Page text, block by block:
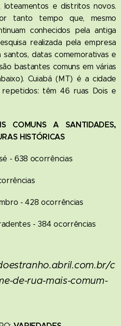
e distritos novos.
tanto tempo que, mesmo
conhecidos pela antiga
realizada pela empresa
datas comemorativas e
bastantes comuns em várias
Cuiabá (MT) é a cidade
têm 46 ruas Dois e
COMUNS A SANTIDADES,
HISTÓRICAS
- 638 ocorrências
- 428 ocorrências
- 384 ocorrências
c
de-rua-mais-comum-